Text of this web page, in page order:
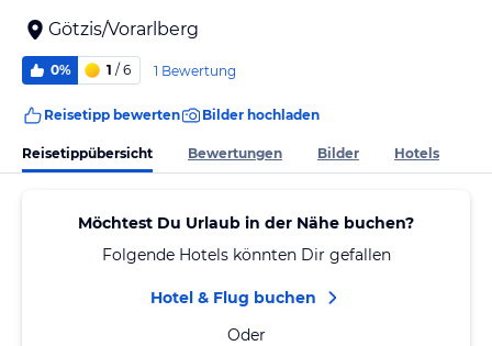
Götzis/Vorarlberg
0% 1 / 6 1 Bewertung
Reisetipp bewerten Bilder hochladen
Reisetippübersicht Bewertungen Bilder Hotels
Möchtest Du Urlaub in der Nähe buchen?
Folgende Hotels könnten Dir gefallen
Hotel & Flug buchen
Oder